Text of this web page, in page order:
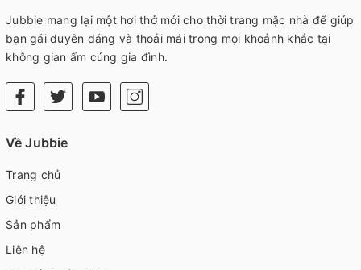
Jubbie mang lại một hơi thở mới cho thời trang mặc nhà để giúp
bạn gái duyên dáng và thoải mái trong mọi khoảnh khắc tại
không gian ấm cúng gia đình.
Về Jubbie
Trang chủ
Giới thiệu
Sản phẩm
Liên hệ